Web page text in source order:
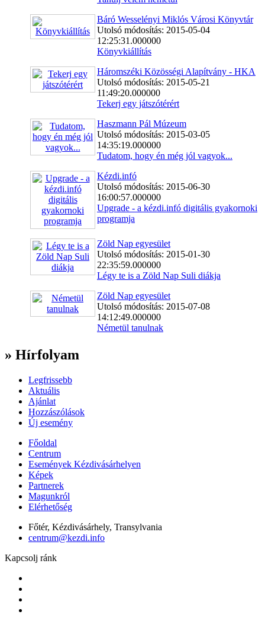
Báró Wesselényi Miklós Városi Könyvtár
Utolsó módosítás: 2015-05-04
12:25:31.000000
Könyvkiállítás
Háromszéki Közösségi Alapítvány - HKA
Utolsó módosítás: 2015-05-21
11:49:20.000000
Tekerj egy játszótérért
Haszmann Pál Múzeum
Utolsó módosítás: 2015-03-05
14:35:19.000000
Tudatom, hogy én még jól vagyok...
Kézdi.infó
Utolsó módosítás: 2015-06-30
16:00:57.000000
Upgrade - a kézdi.infó digitális gyakornoki
programja
Zöld Nap egyesület
Utolsó módosítás: 2015-01-30
22:35:59.000000
Légy te is a Zöld Nap Suli diákja
Zöld Nap egyesület
Utolsó módosítás: 2015-07-08
14:12:49.000000
Németül tanulnak
» Hírfolyam
Legfrissebb
Aktuális
Ajánlat
Hozzászólások
Új esemény
Főoldal
Centrum
Események Kézdivásárhelyen
Képek
Partnerek
Magunkról
Elérhetőség
Főtér, Kézdivásárhely, Transylvania
centrum@kezdi.info
Kapcsolj ránk